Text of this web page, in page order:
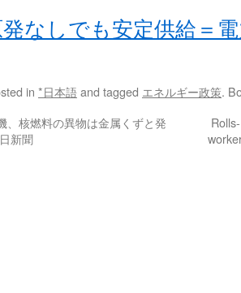
なしでも安定供給＝
in *日本語and tagged エネルギー政策.
、核燃料の異物は金属くずと発
新聞